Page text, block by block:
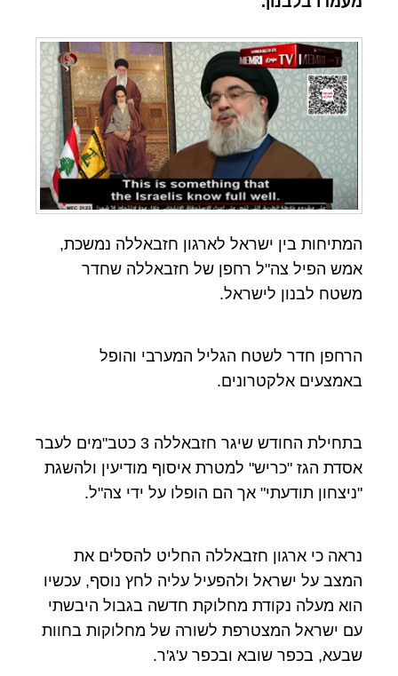
המתיחות בין ישראל לארגון חזבאללה נמשכת,
אמש הפיל צה"ל רחפן של חזבאללה שחדר
משטח לבנון לישראל.
הרחפן חדר לשטח הגליל המערבי והופל
באמצעים אלקטרונים.
בתחילת החודש שיגר חזבאללה 3 כטב"מים לעבר
אסדת הגז "כריש" למטרת איסוף מודיעין ולהשגת
"ניצחון תודעתי" אך הם הופלו על ידי צה"ל.
נראה כי ארגון חזבאללה החליט להסלים את
המצב על ישראל ולהפעיל עליה לחץ נוסף, עכשיו
הוא מעלה נקודת מחלוקת חדשה בגבול היבשתי
עם ישראל המצטרפת לשורה של מחלוקות בחוות
שבעא, בכפר שובא ובכפר ע'ג'ר.